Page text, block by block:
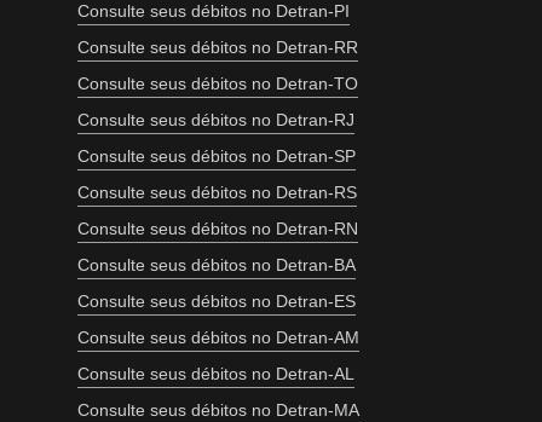
Consulte seus débitos no Detran-PI
Consulte seus débitos no Detran-RR
Consulte seus débitos no Detran-TO
Consulte seus débitos no Detran-RJ
Consulte seus débitos no Detran-SP
Consulte seus débitos no Detran-RS
Consulte seus débitos no Detran-RN
Consulte seus débitos no Detran-BA
Consulte seus débitos no Detran-ES
Consulte seus débitos no Detran-AM
Consulte seus débitos no Detran-AL
Consulte seus débitos no Detran-MA